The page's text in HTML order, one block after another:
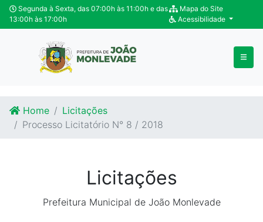
Ir para o conteúdo
Ir para o fim do conteúdo
Segunda à Sexta, das 07:00h às 11:00h e das
13:00h às 17:00h
Mapa do Site
Acessibilidade
Home
Licitações
Processo Licitatório N° 8 / 2018
Licitações
Prefeitura Municipal de João Monlevade